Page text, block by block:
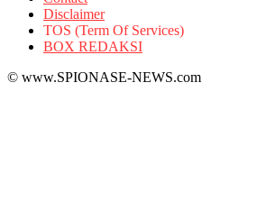
Disclaimer
TOS (Term Of Services)
BOX REDAKSI
© www.SPIONASE-NEWS.com